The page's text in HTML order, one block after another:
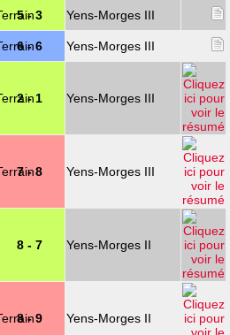
5 - 3
Yens-Morges III
6 - 6 Yens-Morges III
2 - 1 Yens-Morges III
7 - 8 Yens-Morges III
8 - 7 Yens-Morges II
8 - 9 Yens-Morges II